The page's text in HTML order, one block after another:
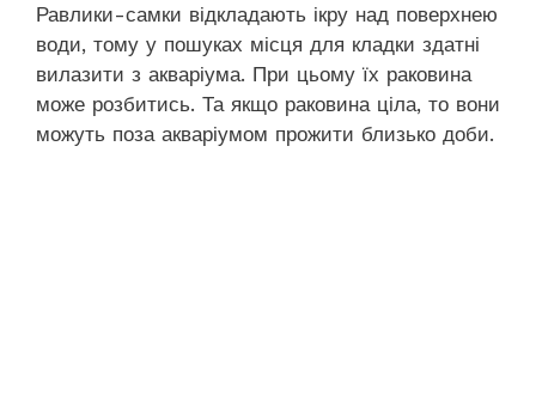
Равлики-самки відкладають ікру над поверхнею
води, тому у пошуках місця для кладки здатні
вилазити з акваріума. При цьому їх раковина
може розбитись. Та якщо раковина ціла, то вони
можуть поза акваріумом прожити близько доби.